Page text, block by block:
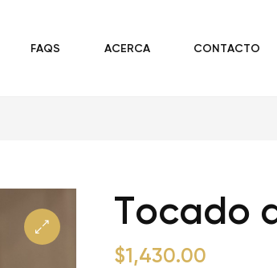
FAQS ACERCA CONTACTO
Tocado
$1,430.00